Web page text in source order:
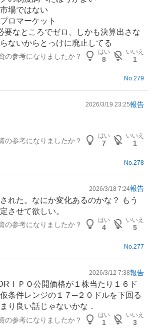
場ではない
ロマーケット
要なところでゼロ、しかも決算出さな
ないからとっけに廃止してる
の参考になりましたか？
はい
8
いいえ
1
No.279
2026/3/19 23:25報告
の参考になりましたか？
はい
7
いいえ
1
No. 278
2026/3/18 7:24報告
れた。なにか変化あるのかな？ もう
させて欲しい。
の参考になりましたか？
はい
4
いいえ
5
No.277
2026/3/12 7:38報告
ＩＰＯ公開価格が１株当たり１６ド
条件レンジの１７─２０ドルを下回る
り良い話じゃないかな．
の参考になりましたか？
はい
1
いいえ
3